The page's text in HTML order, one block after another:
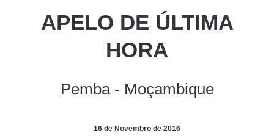
APELO DE ÚLTIMA
HORA
Pemba - Moçambique
16 de Novembro de 2016